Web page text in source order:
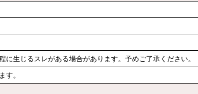
生じるスレがある場合があります。予めご了承ください。
す。